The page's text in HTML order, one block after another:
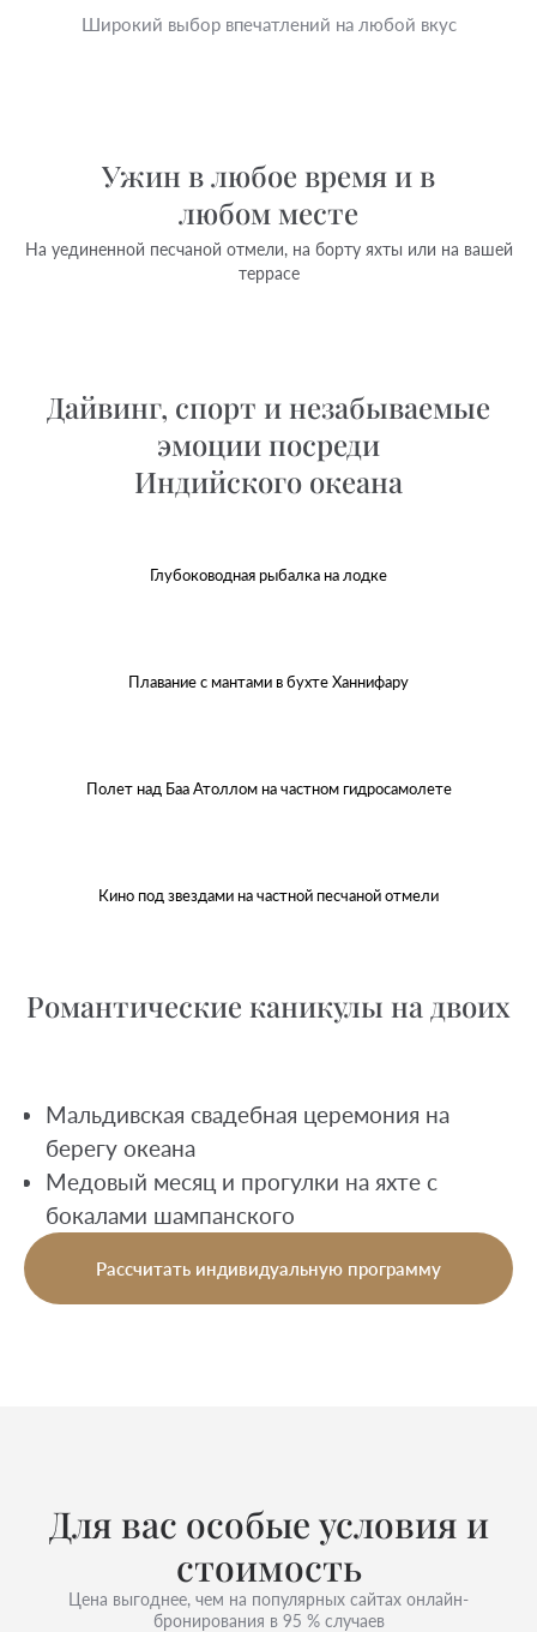
Широкий выбор впечатлений на любой вкус
Ужин в любое время и в
любом месте
На уединенной песчаной отмели, на борту яхты или на вашей
террасе
Дайвинг, спорт и незабываемые
эмоции посреди
Индийского океана
Глубоководная рыбалка на лодке
Плавание с мантами в бухте Ханнифару
Полет над Баа Атоллом на частном гидросамолете
Кино под звездами на частной песчаной отмели
Романтические каникулы на двоих
Мальдивская свадебная церемония на
берегу океана
Медовый месяц и прогулки на яхте с
бокалами шампанского
Рассчитать индивидуальную программу
Для вас особые условия и
стоимость
Цена выгоднее, чем на популярных сайтах онлайн-
бронирования в 95 % случаев